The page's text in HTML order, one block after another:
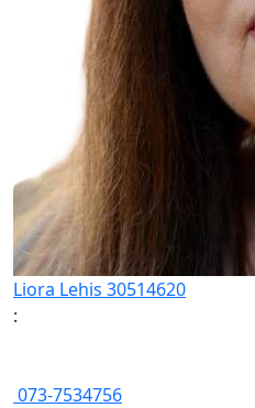
Liora Lehis 30514620
:
073-7534756